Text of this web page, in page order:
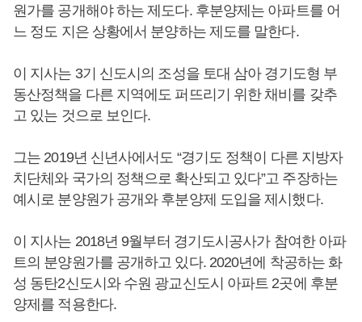
원가를 공개해야 하는 제도다. 후분양제는 아파트를 어
느 정도 지은 상황에서 분양하는 제도를 말한다.
이 지사는 3기 신도시의 조성을 토대 삼아 경기도형 부
동산정책을 다른 지역에도 퍼뜨리기 위한 채비를 갖추
고 있는 것으로 보인다.
그는 2019년 신년사에서도 “경기도 정책이 다른 지방자
치단체와 국가의 정책으로 확산되고 있다”고 주장하는
예시로 분양원가 공개와 후분양제 도입을 제시했다.
이 지사는 2018년 9월부터 경기도시공사가 참여한 아파
트의 분양원가를 공개하고 있다. 2020년에 착공하는 화
성 동탄2신도시와 수원 광교신도시 아파트 2곳에 후분
양제를 적용한다.